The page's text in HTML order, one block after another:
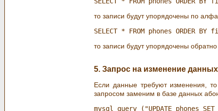
то записи будут упорядочены по
то записи будут упорядочены
5. Запрос на изменение данных
Если данные требуют изменения,
запросом заменим в базе данных